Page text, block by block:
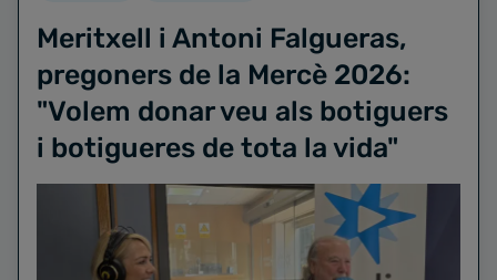
Meritxell i Antoni Falgueras,
pregoners de la Mercè 2026:
"Volem donar veu als botiguers
i botigueres de tota la vida"